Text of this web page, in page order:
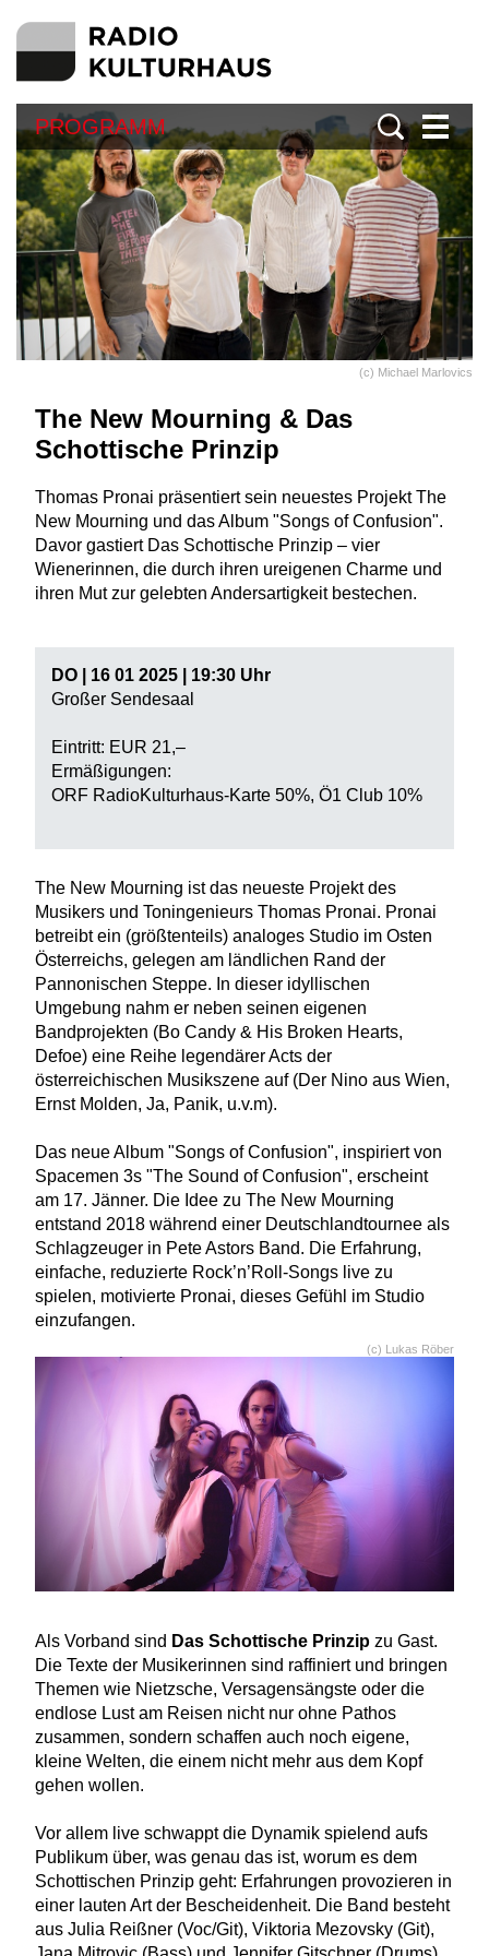
PROGRAMM
(c) Michael Marlovics
The New Mourning & Das
Schottische Prinzip
Thomas Pronai präsentiert sein neuestes Projekt The
New Mourning und das Album "Songs of Confusion".
Davor gastiert Das Schottische Prinzip – vier
Wienerinnen, die durch ihren ureigenen Charme und
ihren Mut zur gelebten Andersartigkeit bestechen.
DO | 16 01 2025 | 19:30 Uhr
Großer Sendesaal
Eintritt: EUR 21,–
Ermäßigungen:
ORF RadioKulturhaus-Karte 50%, Ö1 Club 10%
The New Mourning ist das neueste Projekt des
Musikers und Toningenieurs Thomas Pronai. Pronai
betreibt ein (größtenteils) analoges Studio im Osten
Österreichs, gelegen am ländlichen Rand der
Pannonischen Steppe. In dieser idyllischen
Umgebung nahm er neben seinen eigenen
Bandprojekten (Bo Candy & His Broken Hearts,
Defoe) eine Reihe legendärer Acts der
österreichischen Musikszene auf (Der Nino aus Wien,
Ernst Molden, Ja, Panik, u.v.m).
Das neue Album "Songs of Confusion", inspiriert von
Spacemen 3s "The Sound of Confusion", erscheint
am 17. Jänner. Die Idee zu The New Mourning
entstand 2018 während einer Deutschlandtournee als
Schlagzeuger in Pete Astors Band. Die Erfahrung,
einfache, reduzierte Rock’n’Roll-Songs live zu
spielen, motivierte Pronai, dieses Gefühl im Studio
einzufangen.
(c) Lukas Röber
Als Vorband sind Das Schottische Prinzipzu Gast.
Die Texte der Musikerinnen sind raffiniert und bringen
Themen wie Nietzsche, Versagensängste oder die
endlose Lust am Reisen nicht nur ohne Pathos
zusammen, sondern schaffen auch noch eigene,
kleine Welten, die einem nicht mehr aus dem Kopf
gehen wollen.
Vor allem live schwappt die Dynamik spielend aufs
Publikum über, was genau das ist, worum es dem
Schottischen Prinzip geht: Erfahrungen provozieren in
einer lauten Art der Bescheidenheit. Die Band besteht
aus Julia Reißner (Voc/Git), Viktoria Mezovsky (Git),